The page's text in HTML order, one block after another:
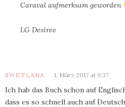
Caraval aufmerksam geworden
LG Desiree
SWETLANA 1. März 2017 at 9:37
Ich hab das Buch schon auf
dass es so schnell auch auf